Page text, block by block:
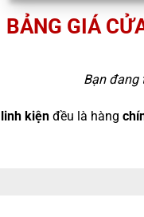
BẢNG GIÁ
Bạn đang
linh kiệnđều là hàng